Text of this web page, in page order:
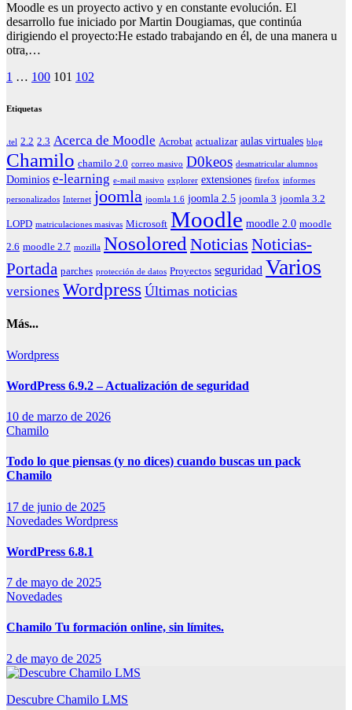
Moodle es un proyecto activo y en constante evolución. El
desarrollo fue iniciado por Martin Dougiamas, que continúa
dirigiendo el proyecto:He estado trabajando en él, de una manera u
otra,…
Paginación
de
1 … 100 101 102
Etiquetas
.tel 2.2 2.3 Acerca de Moodle Acrobat actualizar aulas virtuales blog
Chamilo chamilo 2.0 correo masivo D0keos desmatricular alumnos
Dominios e-learning e-mail masivo explorer extensiones firefox informes
personalizados Internet joomla joomla 1.6 joomla 2.5 joomla 3 joomla 3.2
LOPD matriculaciones masivas Microsoft Moodle moodle 2.0 moodle
2.6 moodle 2.7 mozilla Nosolored Noticias Noticias-
Portada parches protección de datos Proyectos seguridad Varios
versiones Wordpress Últimas noticias
Más...
Wordpress
WordPress 6.9.2 – Actualización de seguridad
10 de marzo de 2026
Chamilo
Todo lo que piensas (y no dices) cuando buscas un pack
Chamilo
17 de junio de 2025
Novedades Wordpress
WordPress 6.8.1
7 de mayo de 2025
Novedades
Chamilo Tu formación online, sin límites.
2 de mayo de 2025
Descubre Chamilo LMS